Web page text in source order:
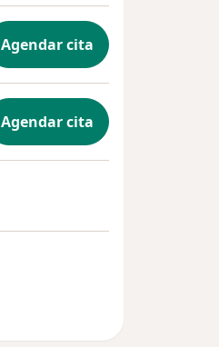
Agendar cita
Agendar cita